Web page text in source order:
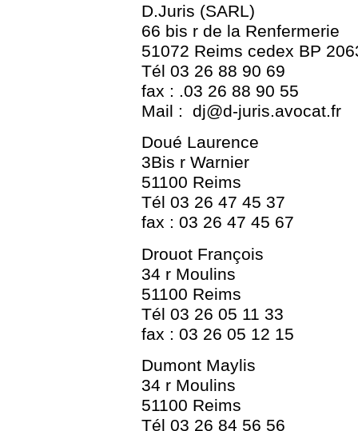
D.Juris (SARL)
66 bis r de la Renfermerie
51072 Reims cedex BP
Tél 03 26 88 90 69
fax : .03 26 88 90 55
Mail : dj@d-juris.avocat.fr
Doué Laurence
3Bis r Warnier
51100 Reims
Tél 03 26 47 45 37
fax : 03 26 47 45 67
Drouot François
34 r Moulins
51100 Reims
Tél 03 26 05 11 33
fax : 03 26 05 12 15
Dumont Maylis
34 r Moulins
51100 Reims
Tél 03 26 84 56 56